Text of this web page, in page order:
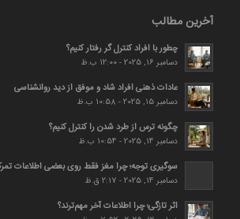
آخرین مطالب
چطور با افراد کنترل گر رفتار کنیم؟
دسامبر 16, 2025 - 12:00 ب.ظ
عادات ذهنی افراد شاد و موفق از دید روانشناسی
دسامبر 15, 2025 - 10:58 ب.ظ
چگونه ترس از طرد شدن را کنترل کنیم؟
دسامبر 14, 2025 - 10:54 ب.ظ
سوگیری توجه؛ چرا مغز فقط روی بعضی اطلاعات
دسامبر 14, 2025 - 2:17 ق.ظ
اثر تازگی؛ چرا اطلاعات آخر مهم‌ترند؟